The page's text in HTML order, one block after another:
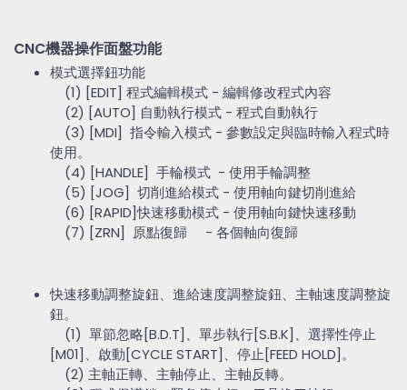
CNC機器操作面盤功能
模式選擇鈕功能
(1) [EDIT] 程式編輯模式 - 編輯修改程式內容
(2) [AUTO] 自動執行模式 - 程式自動執行
(3) [MDI] 指令輸入模式 - 參數設定與臨時輸入程式時
使用。
(4) [HANDLE] 手輪模式 - 使用手輪調整
(5) [JOG] 切削進給模式 - 使用軸向鍵切削進給
(6) [RAPID]快速移動模式 - 使用軸向鍵快速移動
(7) [ZRN] 原點復歸 - 各個軸向復歸
快速移動調整旋鈕、進給速度調整旋鈕、主軸速度調整旋
鈕。
(1) 單節忽略[B.D.T]、單步執行[S.B.K]、選擇性停止
[M01]、啟動[CYCLE START]、停止[FEED HOLD]。
(2) 主軸正轉、主軸停止、主軸反轉。